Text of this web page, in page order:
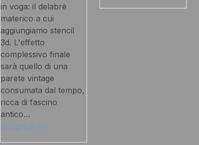
in voga: il delabrè
materico a cui
aggiungiamo stencil
3d. L'effetto
complessivo finale
sarà quello di una
parete vintage
consumata dal tempo,
ricca di fascino
antico…
Scopri di più